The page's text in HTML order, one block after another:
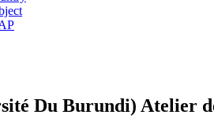
Du Burundi) Atelier